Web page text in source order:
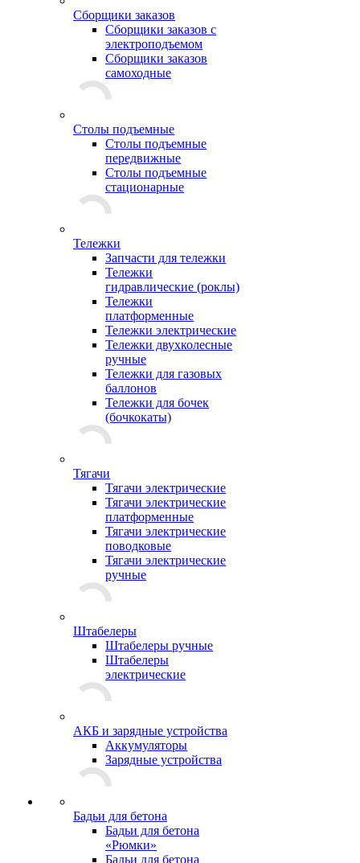
Сборщики заказов
Сборщики заказов с
электроподъемом
Сборщики заказов
самоходные
Столы подъемные
Столы подъемные
передвижные
Столы подъемные
стационарные
Тележки
Запчасти для тележки
Тележки
гидравлические (роклы)
Тележки
платформенные
Тележки электрические
Тележки двухколесные
ручные
Тележки для газовых
баллонов
Тележки для бочек
(бочкокаты)
Тягачи
Тягачи электрические
Тягачи электрические
платформенные
Тягачи электрические
поводковые
Тягачи электрические
ручные
Штабелеры
Штабелеры ручные
Штабелеры
электрические
АКБ и зарядные устройства
Аккумуляторы
Зарядные устройства
Бадьи для бетона
Бадьи для бетона
«Рюмки»
Бадьи для бетона